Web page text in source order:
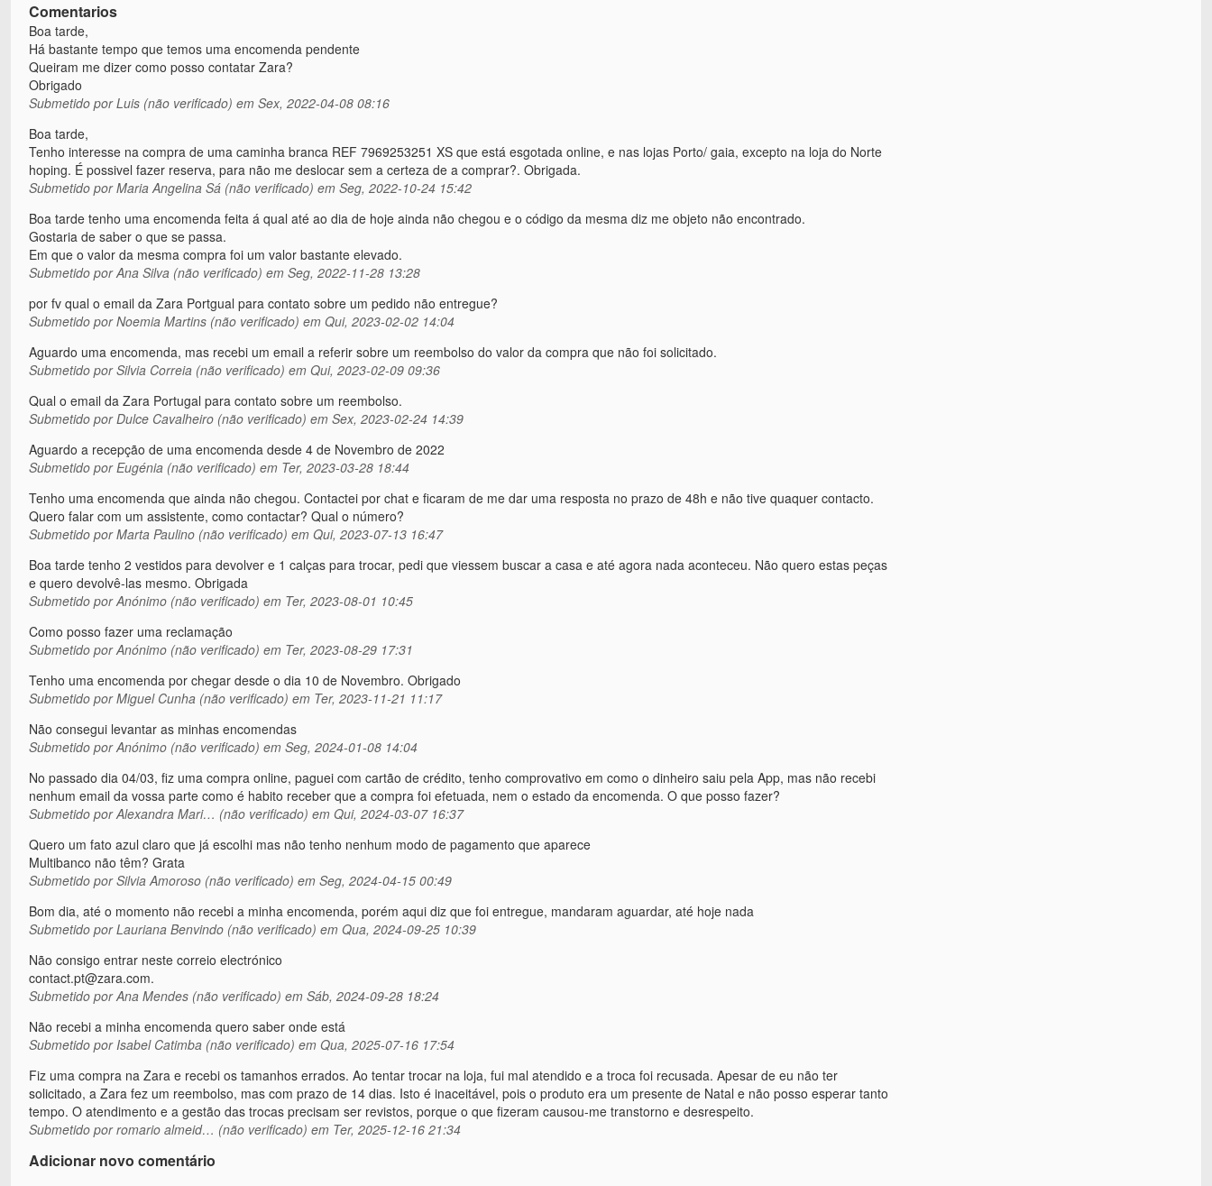
Comentarios
Boa tarde,
Há bastante tempo que temos uma encomenda pendente
Queiram me dizer como posso contatar Zara?
Obrigado
Submetido porLuis (não verificado) em Sex, 2022-04-08 08:16
Boa tarde,
Tenho interesse na compra de uma caminha branca REF 7969253251 XS que está esgotada online, e nas lojas Porto/ gaia, excepto na loja do Norte
hoping. É possivel fazer reserva, para não me deslocar sem a certeza de a comprar?. Obrigada.
Submetido porMaria Angelina Sá (não verificado) em Seg, 2022-10-24 15:42
Boa tarde tenho uma encomenda feita á qual até ao dia de hoje ainda não chegou e o código da mesma diz me objeto não encontrado.
Gostaria de saber o que se passa.
Em que o valor da mesma compra foi um valor bastante elevado.
Submetido porAna Silva (não verificado) em Seg, 2022-11-28 13:28
por fv qual o email da Zara Portgual para contato sobre um pedido não entregue?
Submetido porNoemia Martins (não verificado) em Qui, 2023-02-02 14:04
Aguardo uma encomenda, mas recebi um email a referir sobre um reembolso do valor da compra que não foi solicitado.
Submetido porSilvia Correia (não verificado) em Qui, 2023-02-09 09:36
Qual o email da Zara Portugal para contato sobre um reembolso.
Submetido porDulce Cavalheiro (não verificado) em Sex, 2023-02-24 14:39
Aguardo a recepção de uma encomenda desde 4 de Novembro de 2022
Submetido porEugénia (não verificado) em Ter, 2023-03-28 18:44
Tenho uma encomenda que ainda não chegou. Contactei por chat e ficaram de me dar uma resposta no prazo de 48h e não tive quaquer contacto.
Quero falar com um assistente, como contactar? Qual o número?
Submetido porMarta Paulino (não verificado) em Qui, 2023-07-13 16:47
Boa tarde tenho 2 vestidos para devolver e 1 calças para trocar, pedi que viessem buscar a casa e até agora nada aconteceu. Não quero estas peças
e quero devolvê-las mesmo. Obrigada
Submetido porAnónimo (não verificado) em Ter, 2023-08-01 10:45
Como posso fazer uma reclamação
Submetido porAnónimo (não verificado) em Ter, 2023-08-29 17:31
Tenho uma encomenda por chegar desde o dia 10 de Novembro. Obrigado
Submetido porMiguel Cunha (não verificado) em Ter, 2023-11-21 11:17
Não consegui levantar as minhas encomendas
Submetido porAnónimo (não verificado) em Seg, 2024-01-08 14:04
No passado dia 04/03, fiz uma compra online, paguei com cartão de crédito, tenho comprovativo em como o dinheiro saiu pela App, mas não recebi
nenhum email da vossa parte como é habito receber que a compra foi efetuada, nem o estado da encomenda. O que posso fazer?
Submetido porAlexandra Mari… (não verificado) em Qui, 2024-03-07 16:37
Quero um fato azul claro que já escolhi mas não tenho nenhum modo de pagamento que aparece
Multibanco não têm? Grata
Submetido porSilvia Amoroso (não verificado) em Seg, 2024-04-15 00:49
Bom dia, até o momento não recebi a minha encomenda, porém aqui diz que foi entregue, mandaram aguardar, até hoje nada
Submetido porLauriana Benvindo (não verificado) em Qua, 2024-09-25 10:39
Não consigo entrar neste correio electrónico
contact.pt@zara.com.
Submetido porAna Mendes (não verificado) em Sáb, 2024-09-28 18:24
Não recebi a minha encomenda quero saber onde está
Submetido porIsabel Catimba (não verificado) em Qua, 2025-07-16 17:54
Fiz uma compra na Zara e recebi os tamanhos errados. Ao tentar trocar na loja, fui mal atendido e a troca foi recusada. Apesar de eu não ter
solicitado, a Zara fez um reembolso, mas com prazo de 14 dias. Isto é inaceitável, pois o produto era um presente de Natal e não posso esperar tanto
tempo. O atendimento e a gestão das trocas precisam ser revistos, porque o que fizeram causou-me transtorno e desrespeito.
Submetido porromario almeid… (não verificado) em Ter, 2025-12-16 21:34
Adicionar novo comentário